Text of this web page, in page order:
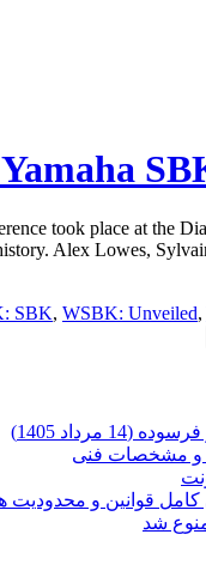
took place at the
Alex Lowes,
SBK, WSBK: Unveiled,
1405)
کامل قوانین و محدودیت
شد